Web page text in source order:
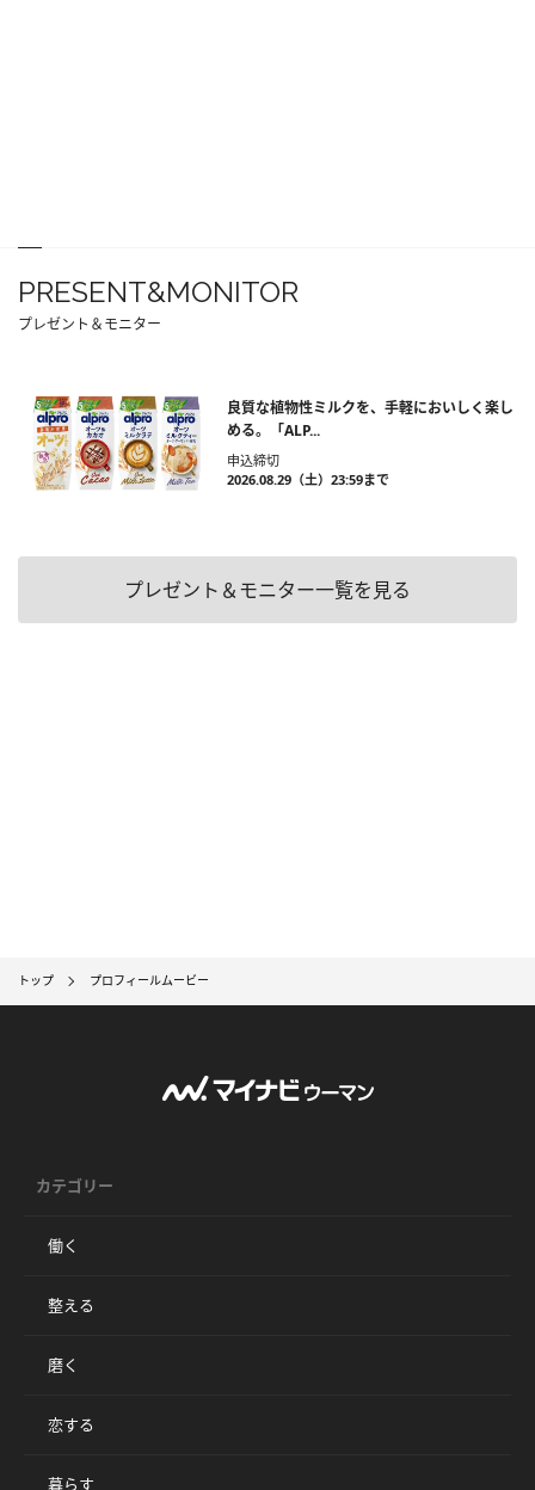
PRESENT&MONITOR
プレゼント＆モニター
良質な植物性ミルクを、手軽においしく楽し
める。「ALP...
申込締切
2026.08.29（土）23:59まで
プレゼント＆モニター一覧を見る
トップ プロフィールムービー
カテゴリー
働く
整える
磨く
恋する
暮らす